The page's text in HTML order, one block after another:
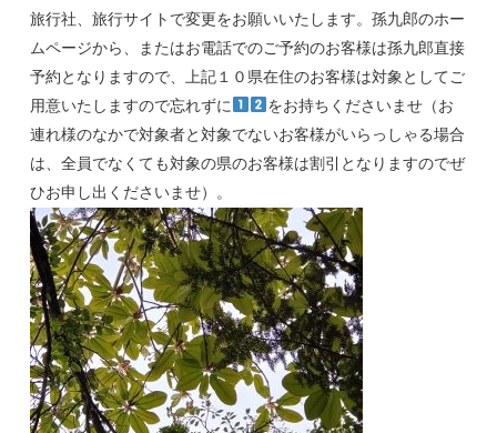
旅行社、旅行サイトで変更をお願いいたします。孫九郎のホー
ムページから、またはお電話でのご予約のお客様は孫九郎直接
予約となりますので、上記１０県在住のお客様は対象としてご
用意いたしますので忘れずに
をお持ちくださいませ（お
連れ様のなかで対象者と対象でないお客様がいらっしゃる場合
は、全員でなくても対象の県のお客様は割引となりますのでぜ
ひお申し出くださいませ）。